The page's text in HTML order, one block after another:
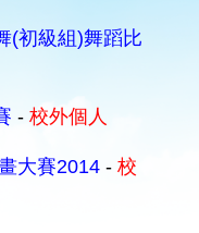
(初級組)舞蹈比
- 校外個人
大賽2014 - 校